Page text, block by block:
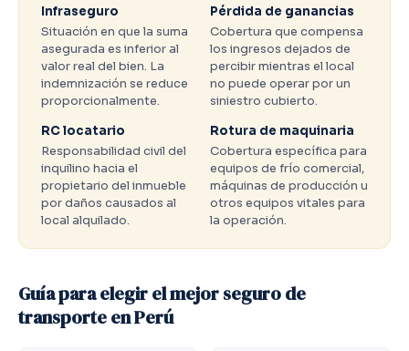
Infraseguro
Situación en que la suma
asegurada es inferior al
valor real del bien. La
indemnización se reduce
proporcionalmente.
Pérdida de ganancias
Cobertura que compensa
los ingresos dejados de
percibir mientras el local
no puede operar por un
siniestro cubierto.
RC locatario
Responsabilidad civil del
inquilino hacia el
propietario del inmueble
por daños causados al
local alquilado.
Rotura de maquinaria
Cobertura específica para
equipos de frío comercial,
máquinas de producción u
otros equipos vitales para
la operación.
Guía para elegir el mejor seguro de
transporte en Perú